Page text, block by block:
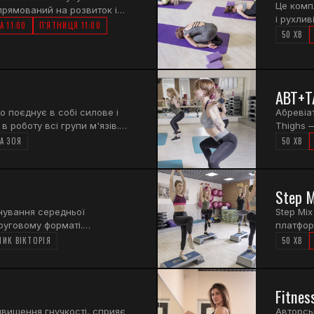
на розвиток і
м'язів, що підтримують
без напруги. Заняття
11:00
П'ЯТНИЦЯ 11:00
Це
і
триває
50 ХВ
в собі силове і
роботу всі групи м'язів.
ЗОЯ
Thighs
для
вправи
більш
50 ХВ
середньої
форматі.
в тому, що за короткий час
групи. Формат тренування
ВІКТОРІЯ
Step
Step
50
50 ХВ
гнучкості, сприяє